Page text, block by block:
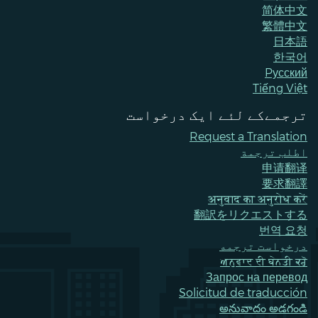
简体中文
繁體中文
日本語
한국어
Pусский
Tiếng Việt
ترجمےکے لئے ایک درخواست
Request a Translation
اطلب ترجمة
申请翻译
要求翻譯
अनुवाद का अनुरोध करें
翻訳をリクエストする
번역 요청
درخواست ترجمه
ਅਨੁਵਾਦ ਦੀ ਬੇਨਤੀ ਕਰੋ
Запрос на перевод
Solicitud de traducción
అనువాదం అడగండి